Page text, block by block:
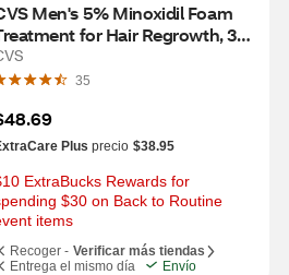
Men's 5% Minoxidil Foam
for Hair Regrowth, 3
Supply
35
Plus precio $38.95
ExtraBucks Rewards for
$30 on Back to Routine
items
Recoger - Verificar más tiendas
Entrega el mismo día
Envío